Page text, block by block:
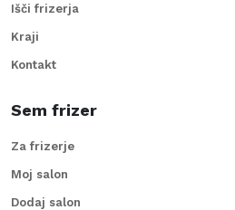
Išči frizerja
Kraji
Kontakt
Sem frizer
Za frizerje
Moj salon
Dodaj salon